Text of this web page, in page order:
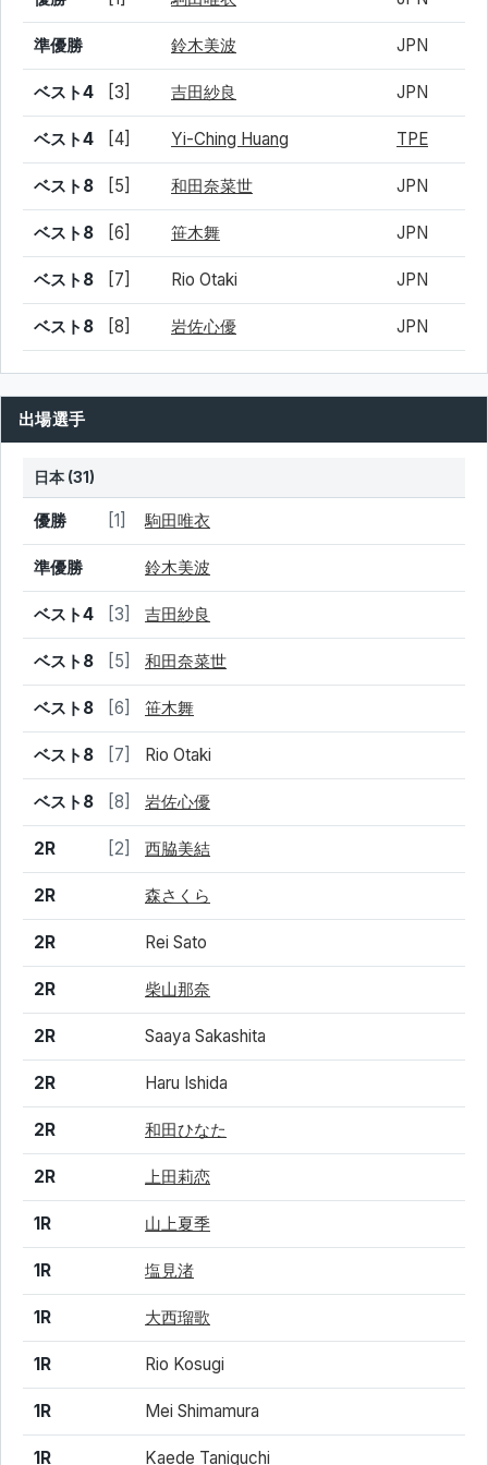
準優勝 鈴木美波 JPN
ベスト4 [3] 吉田紗良 JPN
ベスト4 [4] Yi-Ching Huang TPE
ベスト8 [5] 和田奈菜世 JPN
ベスト8 [6] 笹木舞 JPN
ベスト8 [7] Rio Otaki JPN
ベスト8 [8] 岩佐心優 JPN
出場選手
日本 (31)
結果 シード 選手名
優勝 [1] 駒田唯衣
準優勝 鈴木美波
ベスト4 [3] 吉田紗良
ベスト8 [5] 和田奈菜世
ベスト8 [6] 笹木舞
ベスト8 [7] Rio Otaki
ベスト8 [8] 岩佐心優
2R [2] 西脇美結
2R 森さくら
2R Rei Sato
2R 柴山那奈
2R Saaya Sakashita
2R Haru Ishida
2R 和田ひなた
2R 上田莉恋
1R 山上夏季
1R 塩見渚
1R 大西瑠歌
1R Rio Kosugi
1R Mei Shimamura
1R Kaede Taniguchi